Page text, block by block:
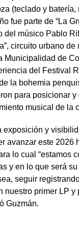
(teclado y batería,
fue parte de “La
del músico Pablo
circuito urbano de
Municipalidad de
del Festival
la bohemia
para posicionar y
musical de la
exposición y
avanzar este 2026
lo cual “estamos
y en lo que será
seguir
nuestro primer LP y
Guzmán.